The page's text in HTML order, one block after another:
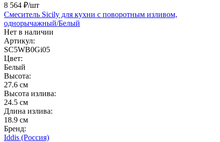
8 564 ₽/шт
Смеситель Sicily для кухни с поворотным изливом,
однорычажный/Белый
Нет в наличии
Артикул:
SC5WB0Gi05
Цвет:
Белый
Высота:
27.6 см
Высота излива:
24.5 см
Длина излива:
18.9 см
Бренд:
Iddis (Россия)